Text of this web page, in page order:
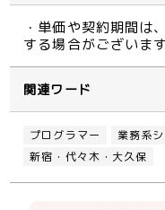
・単価や契約期間は
する場合がございます
関連ワード
プログラマー 業務系
新宿・代々木・大久保